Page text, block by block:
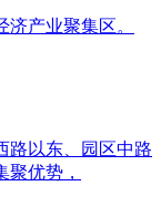
产业聚集区。
路以东、园区中路
优势，